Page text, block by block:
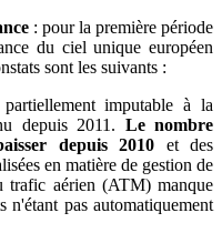
: pour la première période
du ciel unique européen
sont les suivants :
imputable à la
depuis 2011. Le nombre
depuis 2010 et des
en matière de gestion de
trafic aérien (ATM) manque
n'étant pas automatiquement